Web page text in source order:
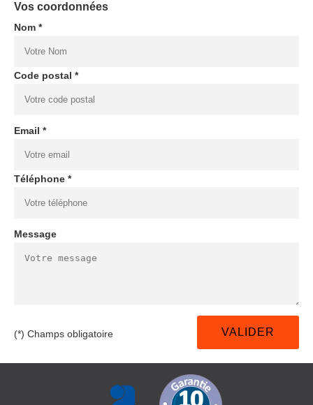
Vos coordonnées
Nom *
Code postal *
Email *
Téléphone *
Message
(*) Champs obligatoire